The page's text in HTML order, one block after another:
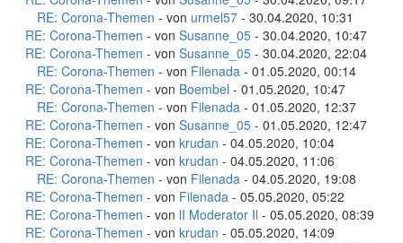
RE: Corona-Themen - von urmel57 - 30.04.2020, 10:31
RE: Corona-Themen - von Susanne_05 - 30.04.2020, 10:47
RE: Corona-Themen - von Susanne_05 - 30.04.2020, 22:04
RE: Corona-Themen - von Filenada - 01.05.2020, 00:14
RE: Corona-Themen - von Boembel - 01.05.2020, 10:47
RE: Corona-Themen - von Filenada - 01.05.2020, 12:37
RE: Corona-Themen - von Susanne_05 - 01.05.2020, 12:47
RE: Corona-Themen - von krudan - 04.05.2020, 10:04
RE: Corona-Themen - von krudan - 04.05.2020, 11:06
RE: Corona-Themen - von Filenada - 04.05.2020, 19:08
RE: Corona-Themen - von Filenada - 05.05.2020, 05:22
RE: Corona-Themen - von lI Moderator Il - 05.05.2020, 08:39
RE: Corona-Themen - von krudan - 05.05.2020, 14:09